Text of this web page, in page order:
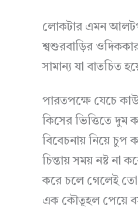
লোকটার এমন
শ্বশুরবাড়ির
সামান্য যা বাতচিত
পারতপক্ষে যেচে
কিসের ভিত্তিতে দুম
বিবেচনায় নিয়ে
চিন্তায় সময় নষ্ট
করে চলে গেলেই তো
এক কৌতূহল পেয়ে